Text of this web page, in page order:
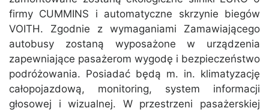
firmy CUMMINS i automatyczne skrzynie biegów
VOITH. Zgodnie z wymaganiami Zamawiającego
autobusy zostaną wyposażone w urządzenia
zapewniające pasażerom wygodę i bezpieczeństwo
podróżowania. Posiadać będą m. in. klimatyzację
całopojazdową, monitoring, system informacji
głosowej i wizualnej. W przestrzeni pasażerskiej